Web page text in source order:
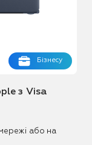
Бізнесу
з Visa
або на